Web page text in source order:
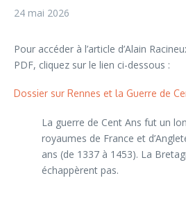
24 mai 2026
Pour accéder à l’article d’Alain
PDF, cliquez sur le lien ci-dessous :
Dossier sur Rennes et la Guerre de
La guerre de Cent Ans fut un
royaumes de France et
ans (de 1337 à 1453). La
échappèrent pas.